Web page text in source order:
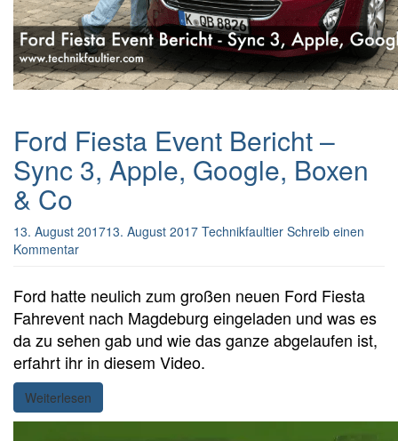
Ford Fiesta Event Bericht –
Sync 3, Apple, Google, Boxen
& Co
13. August 201713. August 2017 Technikfaultier Schreib einen
Kommentar
Ford hatte neulich zum großen neuen Ford Fiesta
Fahrevent nach Magdeburg eingeladen und was es
da zu sehen gab und wie das ganze abgelaufen ist,
erfahrt ihr in diesem Video.
Weiterlesen